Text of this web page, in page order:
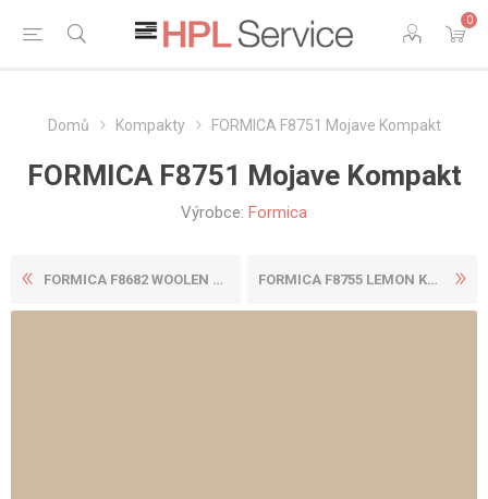
0
Domů Kompakty FORMICA F8751 Mojave Kompakt
FORMICA F8751 Mojave Kompakt
Výrobce: Formica
FORMICA F8682 WOOLEN CLOTH ... FORMICA F8755 LEMON KOMPAKT